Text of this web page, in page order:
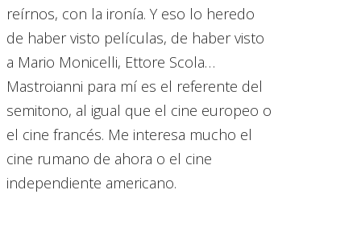
reírnos, con la ironía. Y eso lo heredo
de haber visto películas, de haber visto
a Mario Monicelli, Ettore Scola…
Mastroianni para mí es el referente del
semitono, al igual que el cine europeo o
el cine francés. Me interesa mucho el
cine rumano de ahora o el cine
independiente americano.